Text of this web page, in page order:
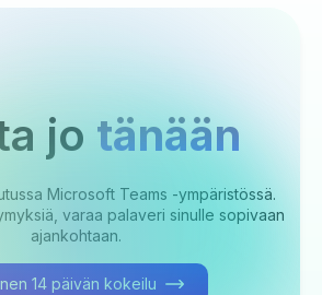
jo tänään
Microsoft Teams -ympäristössä.
varaa palaveri sinulle sopivaan
ajankohtaan.
14 päivän kokeilu